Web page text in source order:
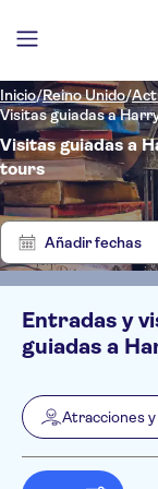
Inicio/Reino Unido/
Visitas guiadas a
Visitas guiadas a
tours
Añadir fechas
FiltrosPrecio (por
Mín. €
Hotel pickup
NO-
Make
Bono
Visita
Categorías
Idiomas de
Inglés
QuitarMostrar
30
resultados
Entradas y
guiadas a
Atracciones